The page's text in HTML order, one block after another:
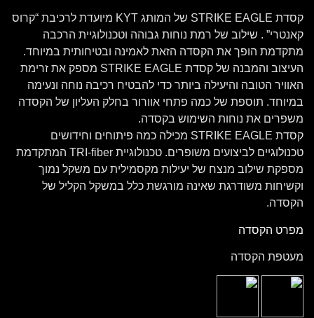
קסדת STRIKE EAGLE של המותג KYT מיועדת לרכיבת “קרוס
קאנטרי” . שילוב של רמת נוחות גבוהה וטכנולוגיית הרכבה
מתקדמת הופך את הקסדה הזאת לאמינה ובטיחותית במיוחד.
העיצוב והמבנה של קסדת STRIKE EAGLE מספק את זרימת
האוויר הטובה והיעילה ביותר כדי להבטיח רכיבה נוחה ונעימה
במיוחד. תוספת של כמה פתחי אוורור בחלק העליון של הקסדה
משפרים את נוחות השימוש בקסדה.
קסדת STRIKE EAGLE מכילה כמה פיתוחים וחידושים
טכנולוגיים לביצועים משופרים. טכנולוגיית TRI-fiber המתקדמת
מספקת שילוב מנצח של יעילות מקסמילית עם משקל נמוך
וקשיחות משודרגת שאינה מורגשת כלל במשקל הקליל של
הקסדה.
מפרט הקסדה
מעטפת הקסדה